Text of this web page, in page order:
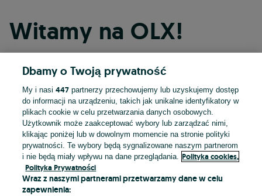
Witamy na OLX!
Kontynuuj przez Facebooka
Kontynuuj przez konto Apple
Kontynuuj przez konto Google
LUB
Dbamy o Twoją prywatność
My i nasi447 partnerzy przechowujemy lub uzyskujemy dostęp
do informacji na urządzeniu, takich jak unikalne identyfikatory w
plikach cookie w celu przetwarzania danych osobowych.
Użytkownik może zaakceptować wybory lub zarządzać nimi,
klikając poniżej lub w dowolnym momencie na stronie polityki
prywatności. Te wybory będą sygnalizowane naszym partnerom
i nie będą miały wpływu na dane przeglądania.
Polityka cookies,
Polityka Prywatności
Wraz z naszymi partnerami przetwarzamy dane w celu
zapewnienia: